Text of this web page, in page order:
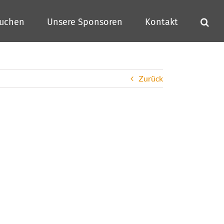
Unsere Sponsoren Kontakt
Zurück